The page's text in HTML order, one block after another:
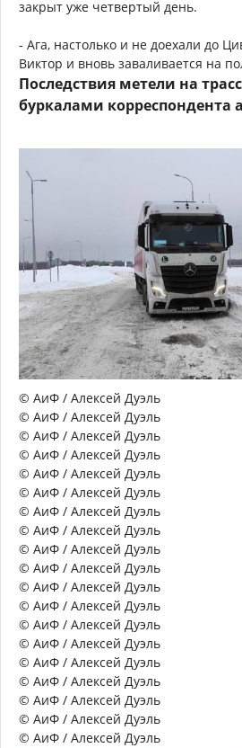
закрыт уже четвертый день.
- Ага, настолько и не доехали до
Виктор и вновь заваливается на
Последствия метели на
буркалами корреспондента
© АиФ / Алексей Дуэль
© АиФ / Алексей Дуэль
© АиФ / Алексей Дуэль
© АиФ / Алексей Дуэль
© АиФ / Алексей Дуэль
© АиФ / Алексей Дуэль
© АиФ / Алексей Дуэль
© АиФ / Алексей Дуэль
© АиФ / Алексей Дуэль
© АиФ / Алексей Дуэль
© АиФ / Алексей Дуэль
© АиФ / Алексей Дуэль
© АиФ / Алексей Дуэль
© АиФ / Алексей Дуэль
© АиФ / Алексей Дуэль
© АиФ / Алексей Дуэль
© АиФ / Алексей Дуэль
© АиФ / Алексей Дуэль
© АиФ / Алексей Дуэль